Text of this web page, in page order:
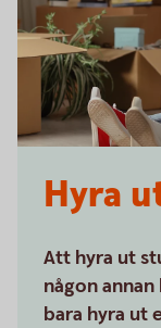
Hyra
Att hyra ut
någon
bara hyra ut